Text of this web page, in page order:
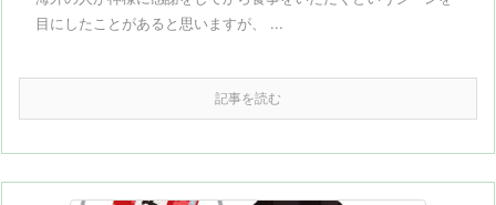
目にしたことがあると思いますが、 ...
記事を読む